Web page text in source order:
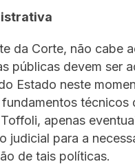
da Corte, não cabe
públicas devem ser
Estado neste
técnicos
apenas
judicial para a
de tais políticas.